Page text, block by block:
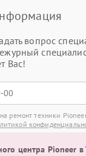
вопрос
Вас!
ремонт техники
центра Pioneer в